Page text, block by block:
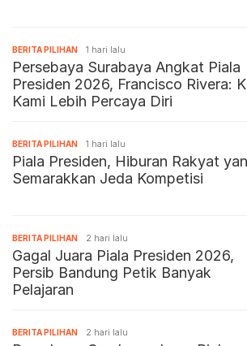
BERITA PILIHAN 1 hari lalu
Persebaya Surabaya Angkat Piala
Presiden 2026, Francisco Rivera:
Kami Lebih Percaya Diri
BERITA PILIHAN 1 hari lalu
Piala Presiden, Hiburan Rakyat
Semarakkan Jeda Kompetisi
BERITA PILIHAN 2 hari lalu
Gagal Juara Piala Presiden 2026,
Persib Bandung Petik Banyak
Pelajaran
BERITA PILIHAN 2 hari lalu